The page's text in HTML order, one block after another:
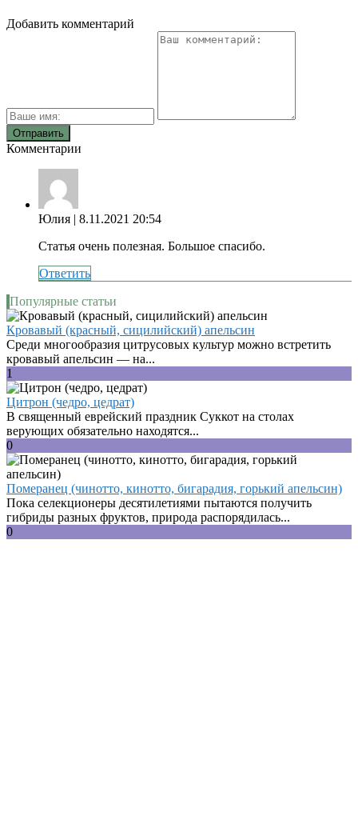
Добавить комментарий
Комментарии
Юлия | 8.11.2021 20:54
Статья очень полезная. Большое спасибо.
Ответить
Популярные статьи
Кровавый (красный, сицилийский) апельсин
Среди многообразия цитрусовых культур можно встретить
кровавый апельсин — на...
1
Цитрон (чедро, цедрат)
В священный еврейский праздник Суккот на столах
верующих обязательно находятся...
0
Померанец (чинотто, кинотто, бигарадия, горький апельсин)
Пока селекционеры десятилетиями пытаются получить
гибриды разных фруктов, природа распорядилась...
0